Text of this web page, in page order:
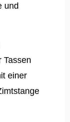
und
Tassen
einer